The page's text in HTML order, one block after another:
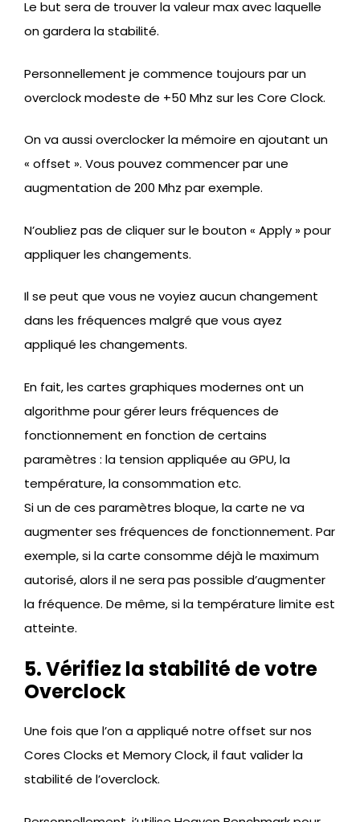
Le but sera de trouver la valeur max avec laquelle
on gardera la stabilité.
Personnellement je commence toujours par un
overclock modeste de +50 Mhz sur les Core Clock.
On va aussi overclocker la mémoire en ajoutant un
« offset ». Vous pouvez commencer par une
augmentation de 200 Mhz par exemple.
N’oubliez pas de cliquer sur le bouton « Apply » pour
appliquer les changements.
Il se peut que vous ne voyiez aucun changement
dans les fréquences malgré que vous ayez
appliqué les changements.
En fait, les cartes graphiques modernes ont un
algorithme pour gérer leurs fréquences de
fonctionnement en fonction de certains
paramètres : la tension appliquée au GPU, la
température, la consommation etc.
Si un de ces paramètres bloque, la carte ne va
augmenter ses fréquences de fonctionnement. Par
exemple, si la carte consomme déjà le maximum
autorisé, alors il ne sera pas possible d’augmenter
la fréquence. De même, si la température limite est
atteinte.
5. Vérifiez la stabilité de votre
Overclock
Une fois que l’on a appliqué notre offset sur nos
Cores Clocks et Memory Clock, il faut valider la
stabilité de l’overclock.